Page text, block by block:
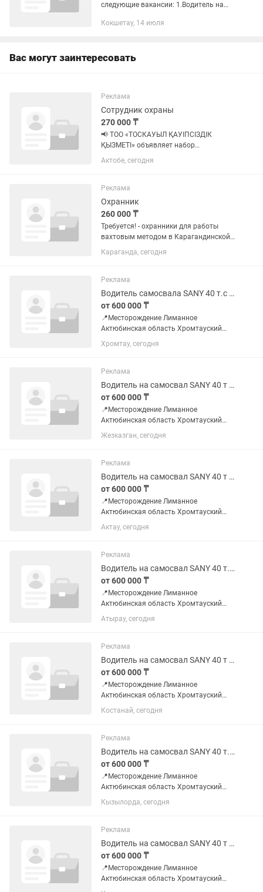
следующие вакансии: 1.Водитель на
сутки 12000 т. 2.Также требуются
Кокшетау, 14 июля
Вас могут заинтересовать
Реклама
Сотрудник охраны
270 000 ₸
📢 ТОО «ТОСКАУЫЛ ҚАУІПСІЗДІК
ҚЫЗМЕТІ» объявляет набор
сотрудников! В связи с расширением
открыты вакансии: Постовые
вакансии Место работы:
Актюбинская...
Актобе, сегодня
Реклама
Охранник
260 000 ₸
Требуется! - охранники для работы
вахтовым методом в Карагандинской
области- 260 000 тенге ( вахта месяц30
дней). - официальное трудоустройство.
Караганда, сегодня
Реклама
Водитель самосвала SANY 40 т.с прицепом на вахту 20/10 Актюбинская обл
от 600 000 ₸
📍Месторождение Лиманное
Актюбинская область Хромтауский
район 📌Требования: Водительское
удостоверение категория С Е Опыт
техники от 1 года до 3-х лет. 📌
Обязанности...
Хромтау, сегодня
Реклама
Водитель на самосвал SANY 40 т с прицепом на вахту 20/10
от 600 000 ₸
📍Месторождение Лиманное
Актюбинская область Хромтауский
район 📌Требования: Водительское
удостоверение категория С Е Опыт
техники от 1 года до 3-х лет. 📌
Обязанности...
Жезказган, сегодня
Реклама
Водитель на самосвал SANY 40 т с прицепом на вахту 20/10
от 600 000 ₸
📍Месторождение Лиманное
Актюбинская область Хромтауский
район 📌Требования: Водительское
удостоверение категория С Е Опыт
техники от 1 года до 3-х лет. 📌
Обязанности...
Актау, сегодня
Реклама
Водитель на самосвал SANY 40 т.с прицепом на вахту 20/10 Актюбинская обл.
от 600 000 ₸
📍Месторождение Лиманное
Актюбинская область Хромтауский
район 📌Требования: Водительское
удостоверение категория С Е Опыт
техники от 1 года до 3-х лет. 📌
Обязанности...
Атырау, сегодня
Реклама
Водитель на самосвал SANY 40 т с прицепом на вахту 20/10
от 600 000 ₸
📍Месторождение Лиманное
Актюбинская область Хромтауский
район 📌Требования: Водительское
удостоверение категория С Е Опыт
техники от 1 года до 3-х лет. 📌
Обязанности...
Костанай, сегодня
Реклама
Водитель на самосвал SANY 40 т.с прицепом на вахту 20/10 Актюбинская обл.
от 600 000 ₸
📍Месторождение Лиманное
Актюбинская область Хромтауский
район 📌Требования: Водительское
удостоверение категория С Е Опыт
техники от 1 года до 3-х лет. 📌
Обязанности...
Кызылорда, сегодня
Реклама
Водитель на самосвал SANY 40 т с прицепом 20/10
от 600 000 ₸
📍Месторождение Лиманное
Актюбинская область Хромтауский
район 📌Требования: Водительское